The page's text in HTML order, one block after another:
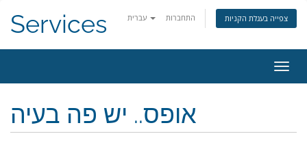
התחברות צפייה בעגלת הקניות Services
אופס.. יש פה בעיה